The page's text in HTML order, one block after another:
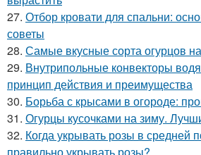
27. Отбор кровати для спальни:
советы
28. Самые вкусные сорта огурцов
29. Внутрипольные конвекторы
принцип действия и преимущества
30. Борьба с крысами в огороде:
31. Огурцы кусочками на зиму.
32. Когда укрывать розы в средней
правильно укрывать розы?